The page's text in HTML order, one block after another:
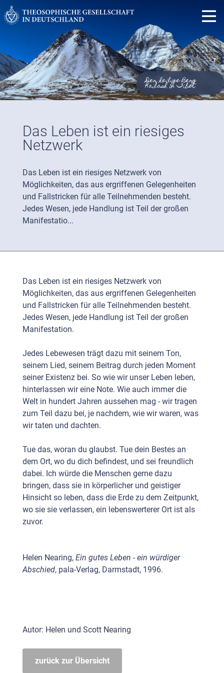
Der heilige Berg
Kailash in Tibet
Das Leben ist ein riesiges
Netzwerk
Das Leben ist ein riesiges Netzwerk von
Möglichkeiten, das aus ergriffenen Gelegenheiten
und Fallstricken für alle Teilnehmenden besteht.
Jedes Wesen, jede Handlung ist Teil der großen
Manifestatio...
Das Leben ist ein riesiges Netzwerk von
Möglichkeiten, das aus ergriffenen Gelegenheiten
und Fallstricken für alle Teilnehmenden besteht.
Jedes Wesen, jede Handlung ist Teil der großen
Manifestation.
Jedes Lebewesen trägt dazu mit seinem Ton,
seinem Lied, seinem Beitrag durch jeden Moment
seiner Existenz bei. So wie wir unser Leben leben,
hinterlassen wir eine Note. Wie auch immer die
Welt in hundert Jahren aussehen mag - wir tragen
zum Teil dazu bei, je nachdem, wie wir waren, was
wir taten und dachten.
Tue das, woran du glaubst. Tue dein Bestes an
dem Ort, wo du dich befindest, und sei freundlich
dabei. Ich würde die Menschen gerne dazu
bringen, dass sie in körperlicher und geistiger
Hinsicht so leben, dass die Erde zu dem Zeitpunkt,
wo sie sie verlassen, ein lebenswerterer Ort ist als
zuvor.
Helen Nearing, Ein gutes Leben - ein würdiger
Abschied, pala-Verlag, Darmstadt, 1996.
Autor: Helen und Scott Nearing
zurück zur Übersicht